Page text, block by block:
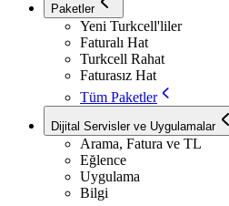
Paketler
Yeni Turkcell'liler
Faturalı Hat
Turkcell Rahat
Faturasız Hat
Tüm Paketler
Dijital Servisler ve Uygulamalar
Arama, Fatura ve TL
Eğlence
Uygulama
Bilgi